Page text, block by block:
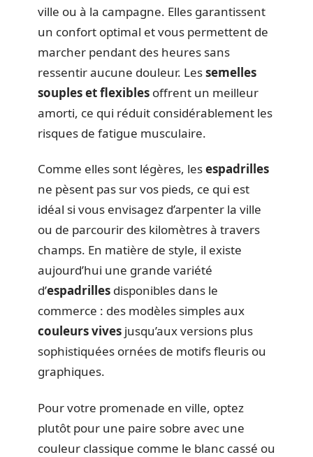
ville ou à la campagne. Elles garantissent
un confort optimal et vous permettent de
marcher pendant des heures sans
ressentir aucune douleur. Lessemelles
souples et flexibles offrent un meilleur
amorti, ce qui réduit considérablement les
risques de fatigue musculaire.
Comme elles sont légères, lesespadrilles
ne pèsent pas sur vos pieds, ce qui est
idéal si vous envisagez d’arpenter la ville
ou de parcourir des kilomètres à travers
champs. En matière de style, il existe
aujourd’hui une grande variété
d’espadrilles disponibles dans le
commerce : des modèles simples aux
couleurs vives jusqu’aux versions plus
sophistiquées ornées de motifs fleuris ou
graphiques.
Pour votre promenade en ville, optez
plutôt pour une paire sobre avec une
couleur classique comme le blanc cassé ou